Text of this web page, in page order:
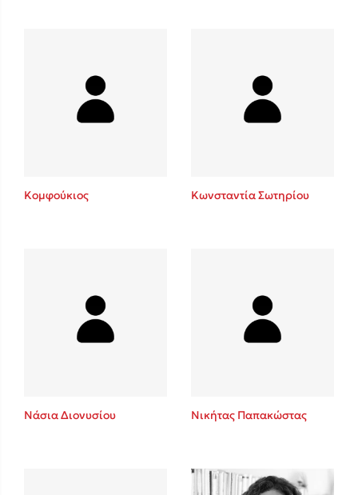
Κομφούκιος Κωνσταντία Σωτηρίου
Νάσια Διονυσίου Νικήτας Παπακώστας